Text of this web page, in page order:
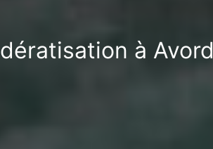
à Avord